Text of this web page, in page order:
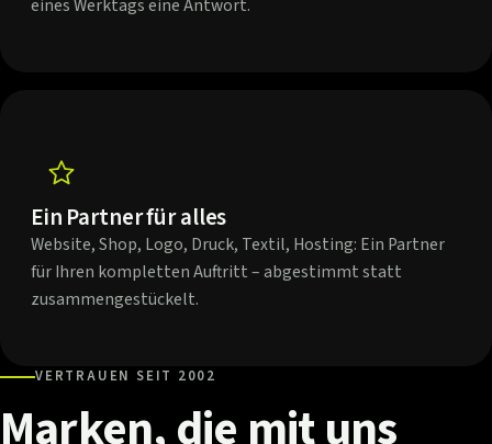
eines Werktags eine Antwort.
Ein Partner für alles
Website, Shop, Logo, Druck, Textil, Hosting: Ein Partner
für Ihren kompletten Auftritt – abgestimmt statt
zusammengestückelt.
VERTRAUEN SEIT 2002
Marken,die mituns